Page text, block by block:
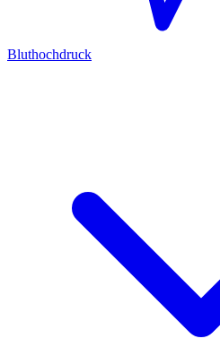
Bluthochdruck